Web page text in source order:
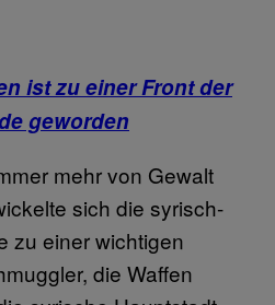
ist zu einer Front der
geworden
mehr von Gewalt
sich die syrisch-
zu einer wichtigen
die Waffen